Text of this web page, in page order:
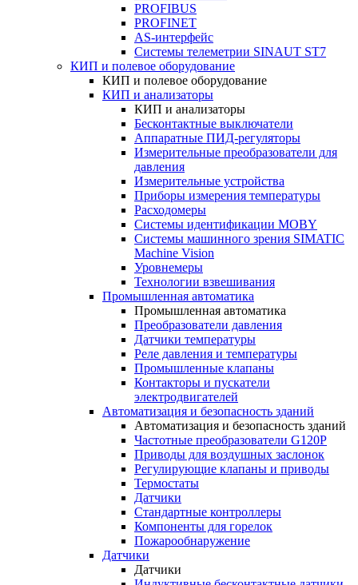
PROFIBUS
PROFINET
AS-интерфейс
Системы телеметрии SINAUT ST7
КИП и полевое оборудование
КИП и полевое оборудование
КИП и анализаторы
КИП и анализаторы
Бесконтактные выключатели
Аппаратные ПИД-регуляторы
Измерительные преобразователи для
давления
Измерительные устройства
Приборы измерения температуры
Расходомеры
Системы идентификации MOBY
Системы машинного зрения SIMATIC
Machine Vision
Уровнемеры
Технологии взвешивания
Промышленная автоматика
Промышленная автоматика
Преобразователи давления
Датчики температуры
Реле давления и температуры
Промышленные клапаны
Контакторы и пускатели
электродвигателей
Автоматизация и безопасность зданий
Автоматизация и безопасность зданий
Частотные преобразователи G120P
Приводы для воздушных заслонок
Регулирующие клапаны и приводы
Термостаты
Датчики
Стандартные контроллеры
Компоненты для горелок
Пожарообнаружение
Датчики
Датчики